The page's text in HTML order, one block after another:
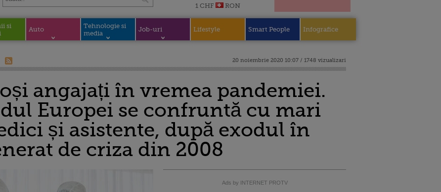
1 CHF
RON
si
Auto
Tehnologie si
media
Job-uri Lifestyle Smart People Infografice
20 noiembrie 2020 10:07 / 1748 vizualizari
angajați în vremea pandemiei.
Europei se confruntă cu mari
și asistente, după exodul în
de criza din 2008
Ads by INTERNET PROTV